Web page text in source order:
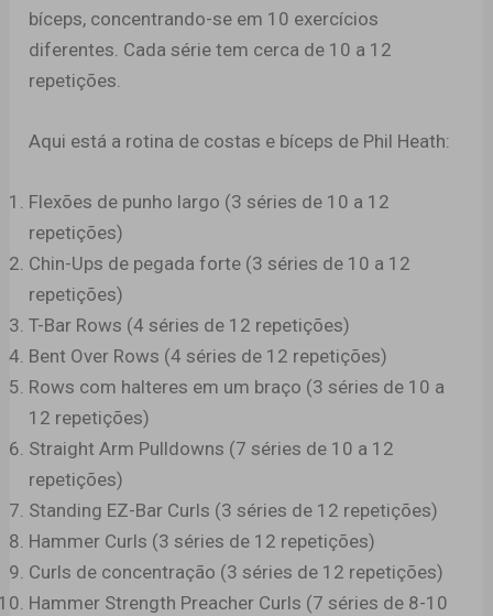
bíceps, concentrando-se em 10 exercícios
diferentes. Cada série tem cerca de 10 a 12
repetições.
Aqui está a rotina de costas e bíceps de Phil Heath:
Flexões de punho largo (3 séries de 10 a 12
repetições)
Chin-Ups de pegada forte (3 séries de 10 a 12
repetições)
T-Bar Rows (4 séries de 12 repetições)
Bent Over Rows (4 séries de 12 repetições)
Rows com halteres em um braço (3 séries de 10 a
12 repetições)
Straight Arm Pulldowns (7 séries de 10 a 12
repetições)
Standing EZ-Bar Curls (3 séries de 12 repetições)
Hammer Curls (3 séries de 12 repetições)
Curls de concentração (3 séries de 12 repetições)
Hammer Strength Preacher Curls (7 séries de 8-10